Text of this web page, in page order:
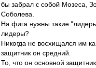
бы забрал с собой Мозеса,
Соболева.
На фига нужны такие
лидеры?
Никогда не восхищался им
защитник он средний.
То, что он основной